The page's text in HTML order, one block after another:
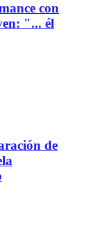
con
"... él
de